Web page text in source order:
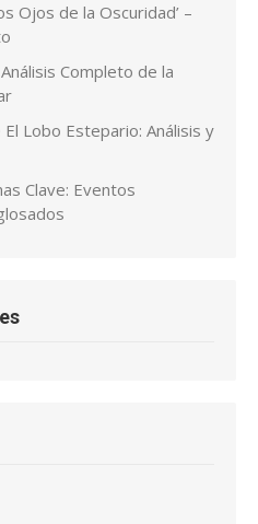
Ojos de la Oscuridad’ –
Análisis Completo de la
Lobo Estepario: Análisis y
Clave: Eventos